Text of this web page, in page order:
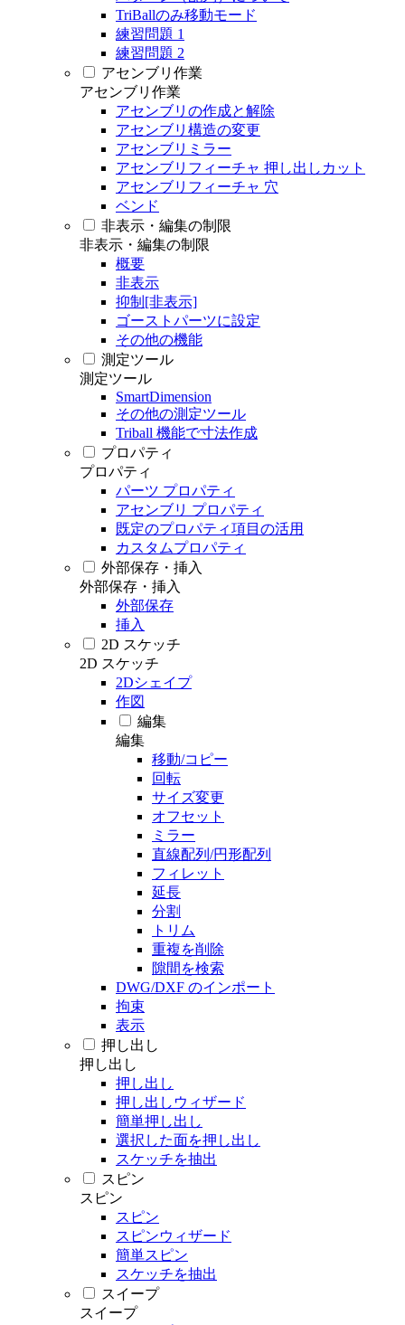
TriBallのみ移動モード
練習問題 1
練習問題 2
アセンブリ作業
アセンブリ作業
アセンブリの作成と解除
アセンブリ構造の変更
アセンブリミラー
アセンブリフィーチャ 押し出しカット
アセンブリフィーチャ 穴
ベンド
非表示・編集の制限
非表示・編集の制限
概要
非表示
抑制[非表示]
ゴーストパーツに設定
その他の機能
測定ツール
測定ツール
SmartDimension
その他の測定ツール
Triball 機能で寸法作成
プロパティ
プロパティ
パーツ プロパティ
アセンブリ プロパティ
既定のプロパティ項目の活用
カスタムプロパティ
外部保存・挿入
外部保存・挿入
外部保存
挿入
2D スケッチ
2D スケッチ
2Dシェイプ
作図
編集
編集
移動/コピー
回転
サイズ変更
オフセット
ミラー
直線配列/円形配列
フィレット
延長
分割
トリム
重複を削除
隙間を検索
DWG/DXF のインポート
拘束
表示
押し出し
押し出し
押し出し
押し出しウィザード
簡単押し出し
選択した面を押し出し
スケッチを抽出
スピン
スピン
スピン
スピンウィザード
簡単スピン
スケッチを抽出
スイープ
スイープ